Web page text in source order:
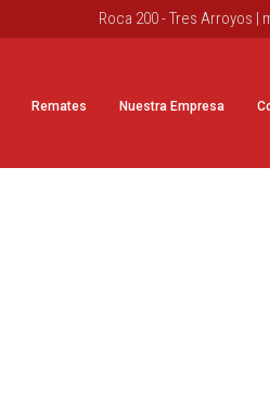
Roca 200 - Tres Arroyos |
Remates Nuestra Empresa